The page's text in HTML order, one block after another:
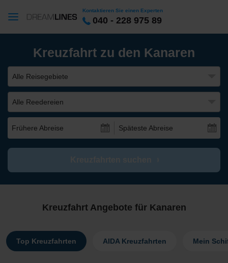
Kontaktieren Sie einen Experten
040 - 228 975 89
Kreuzfahrt zu den Kanaren
Alle Reisegebiete
Alle Reedereien
Frühere Abreise Späteste Abreise
Kreuzfahrt Angebote für Kanaren
Top Kreuzfahrten AIDA Kreuzfahrten Mein